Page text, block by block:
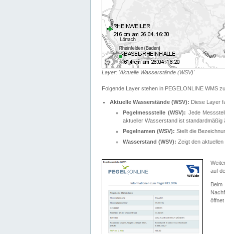
Layer: 'Aktuelle Wasserstände (WSV)'
Folgende Layer stehen in PEGELONLINE WMS
Aktuelle Wasserstände (WSV): Diese Layer
Pegelmessstelle (WSV): Jede
aktueller Wasserstand ist standardmäßig
Pegelnamen (WSV): Stellt die
Wasserstand (WSV): Zeigt den
auf
Beim
öffnet